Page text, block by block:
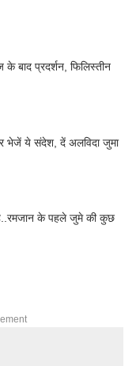
बाद प्रदर्शन, फिलिस्तीन
भेजें ये संदेश, दें अलविदा जुमा
के पहले जुमे की कुछ